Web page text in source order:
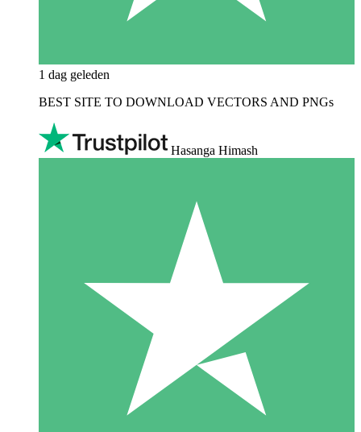
1 dag geleden
BEST SITE TO DOWNLOAD VECTORS AND PNGs
Hasanga Himash